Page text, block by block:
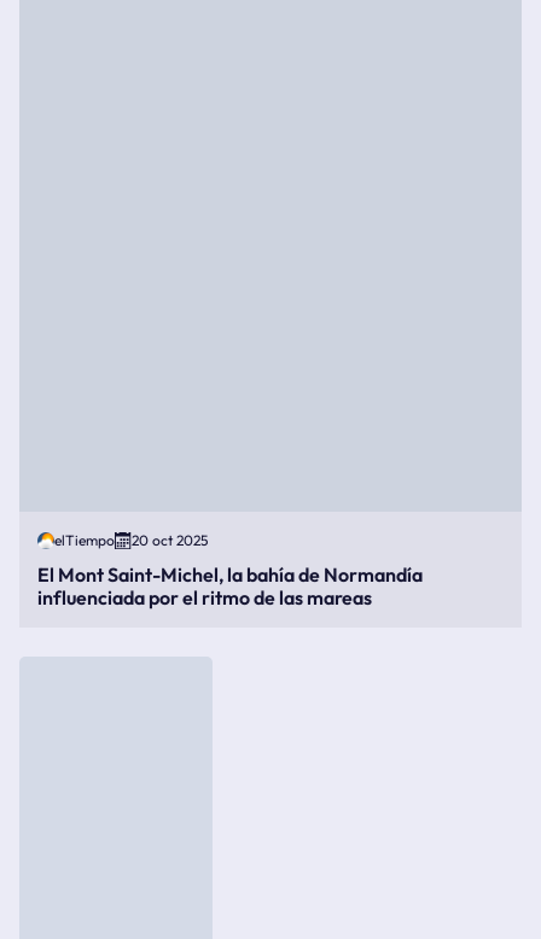
elTiempo 20 oct 2025
El Mont Saint-Michel, la bahía de Normandía
influenciada por el ritmo de las mareas